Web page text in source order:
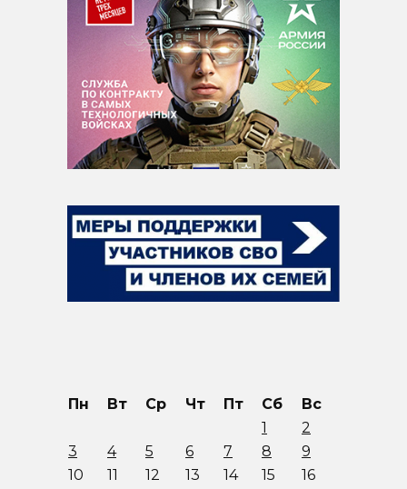
Пн Вт Ср Чт Пт Сб
Вс
1
2
3
4 5 6 7 8
9
10
11 12 13 14 15
16